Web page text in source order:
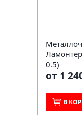
0.5)
от 1
В